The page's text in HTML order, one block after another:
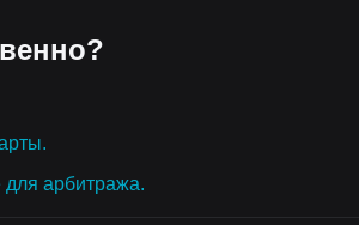
арбитража.